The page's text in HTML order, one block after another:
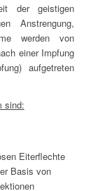
der geistigen
Anstrengung,
werden von
einer Impfung
aufgetreten
sind:
Eiterflechte
Basis von